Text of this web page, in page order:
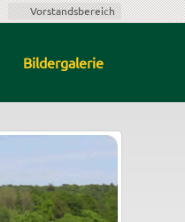
Vorstandsbereich
Bildergalerie